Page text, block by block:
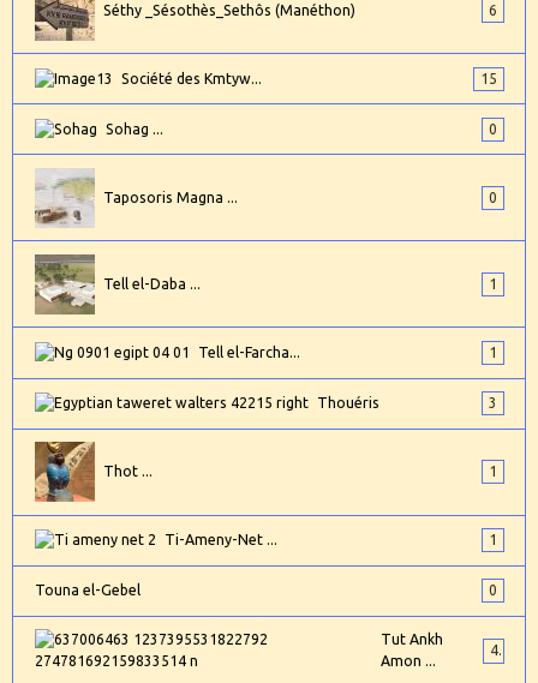
Séthy _Sésothès_Sethôs (Manéthon) 6
Société des Kmtyw... 15
Sohag ... 0
Taposoris Magna ... 0
Tell el-Daba ... 1
Tell el-Farcha... 1
Thouéris 3
Thot ... 1
Ti-Ameny-Net ... 1
Touna el-Gebel 0
Tut Ankh
Amon ...
4